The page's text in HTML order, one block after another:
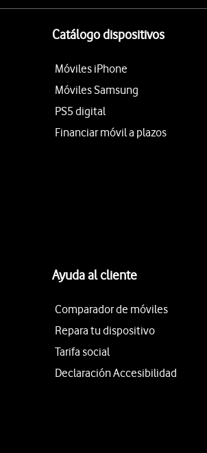
Catálogo dispositivos
Móviles iPhone
Móviles Samsung
PS5 digital
Financiar móvil a plazos
Ayuda al cliente
Comparador de móviles
Repara tu dispositivo
Tarifa social
Declaración Accesibilidad